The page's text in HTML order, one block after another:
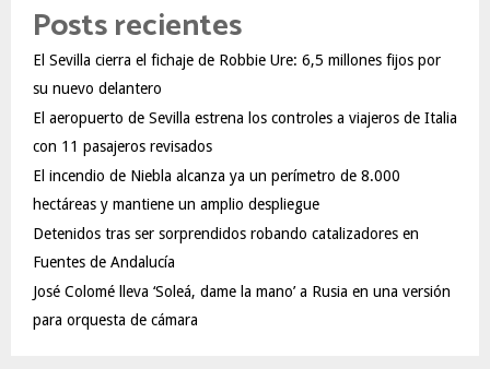
Posts recientes
El Sevilla cierra el fichaje de Robbie Ure: 6,5 millones fijos por
su nuevo delantero
El aeropuerto de Sevilla estrena los controles a viajeros de Italia
con 11 pasajeros revisados
El incendio de Niebla alcanza ya un perímetro de 8.000
hectáreas y mantiene un amplio despliegue
Detenidos tras ser sorprendidos robando catalizadores en
Fuentes de Andalucía
José Colomé lleva ‘Soleá, dame la mano’ a Rusia en una versión
para orquesta de cámara